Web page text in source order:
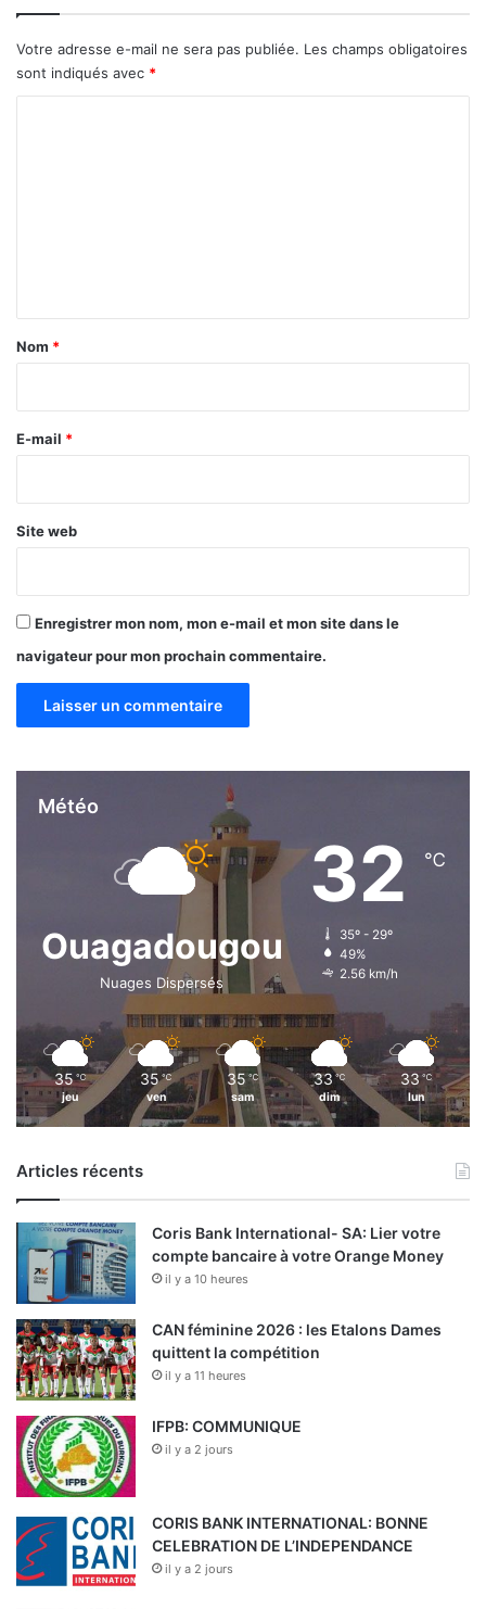
a
Votre adresse e-mail ne sera pas publiée. Les champs obligatoires
sont indiqués avec *
a
e
Nom *
E-mail *
Site web
Enregistrer mon nom, mon e-mail et mon site dans le
navigateur pour mon prochain commentaire.
Météo
Ouagadougou
Nuages Dispersés
32 ℃
35º - 29º
49%
2.56 km/h
35 ℃
jeu
35 ℃
ven
35 ℃
sam
33 ℃
dim
33 ℃
lun
Articles récents
Coris Bank International- SA: Lier votre
compte bancaire à votre Orange Money
il y a 10 heures
CAN féminine 2026 : les Etalons Dames
quittent la compétition
il y a 11 heures
IFPB: COMMUNIQUE
il y a 2 jours
CORIS BANK INTERNATIONAL: BONNE
CELEBRATION DE L’INDEPENDANCE
il y a 2 jours